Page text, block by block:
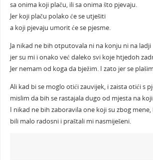
sa onima koji plaču, ili sa onima što pjevaju.
Jer koji plaču polako će se utješiti
a koji pjevaju umorit će se pjesme.
Ja nikad ne bih otputovala ni na konju ni na ladji
jer su mi i onako već daleko svi koje htjedoh
Jer nemam od koga da bježim. I zato jer se
Ali kad bi se moglo otići zauvijek, i zaista otići s
mislim da bih se rastajala dugo od mjesta na
I nikad ne bih zaboravila one koji su zbog
bili malo radosni i praštali mi nasmiješeni.